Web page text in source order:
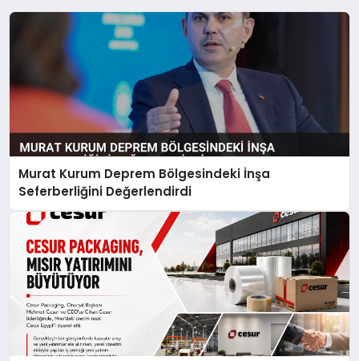
Murat Kurum Deprem Bölgesindeki İnşa
Seferberliğini Değerlendirdi